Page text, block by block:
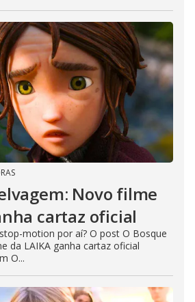
Novo filme
cartaz oficial
motion por aí? O post O Bosque
da LAIKA ganha cartaz oficial
O...